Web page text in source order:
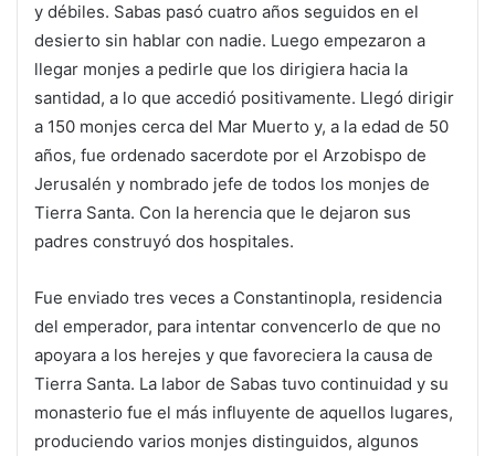
y débiles. Sabas pasó cuatro años seguidos en el
desierto sin hablar con nadie. Luego empezaron a
llegar monjes a pedirle que los dirigiera hacia la
santidad, a lo que accedió positivamente. Llegó dirigir
a 150 monjes cerca del Mar Muerto y, a la edad de 50
años, fue ordenado sacerdote por el Arzobispo de
Jerusalén y nombrado jefe de todos los monjes de
Tierra Santa. Con la herencia que le dejaron sus
padres construyó dos hospitales.
Fue enviado tres veces a Constantinopla, residencia
del emperador, para intentar convencerlo de que no
apoyara a los herejes y que favoreciera la causa de
Tierra Santa. La labor de Sabas tuvo continuidad y su
monasterio fue el más influyente de aquellos lugares,
produciendo varios monjes distinguidos, algunos